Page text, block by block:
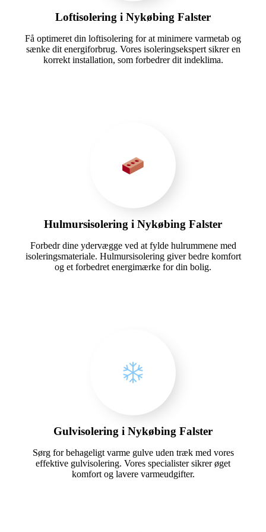
Loftisolering i Nykøbing Falster
Få optimeret din loftisolering for at minimere varmetab og
sænke dit energiforbrug. Vores isoleringsekspert sikrer en
korrekt installation, som forbedrer dit indeklima.
Hulmursisolering i Nykøbing Falster
Forbedr dine ydervægge ved at fylde hulrummene med
isoleringsmateriale. Hulmursisolering giver bedre komfort
og et forbedret energimærke for din bolig.
Gulvisolering i Nykøbing Falster
Sørg for behageligt varme gulve uden træk med vores
effektive gulvisolering. Vores specialister sikrer øget
komfort og lavere varmeudgifter.